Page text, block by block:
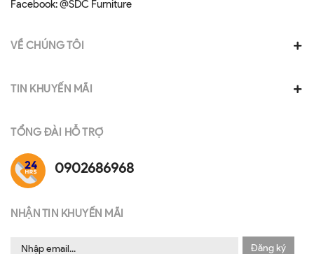
Facebook:@SDC Furniture
VỀ CHÚNG TÔI
TIN KHUYẾN MÃI
TỔNG ĐÀI HỖ TRỢ
0902686968
NHẬN TIN KHUYẾN MÃI
Đăng ký